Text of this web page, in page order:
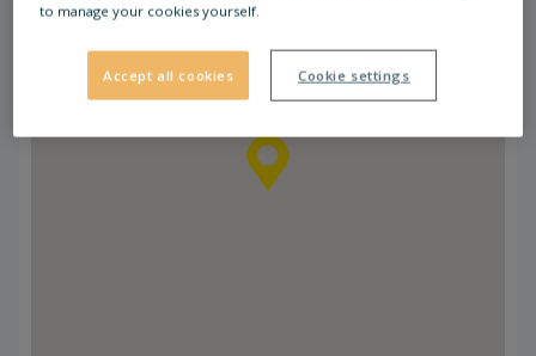
to manage your cookies yourself.
Accept all cookies Cookie settings